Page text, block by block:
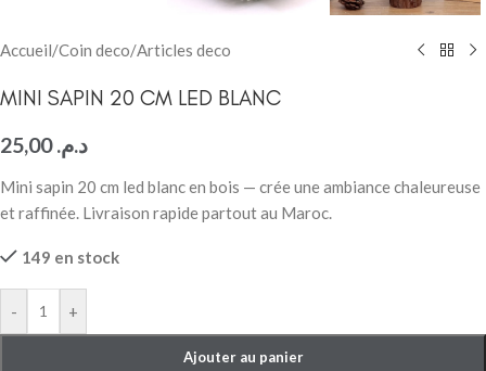
Accueil/Coin deco/Articles deco
MINI SAPIN 20 CM LED BLANC
د.م.25,00
Mini sapin 20 cm led blanc en bois — crée une ambiance chaleureuse
et raffinée. Livraison rapide partout au Maroc.
149 en stock
- +
Ajouter au panier